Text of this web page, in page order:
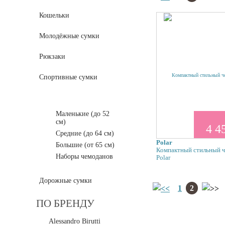
Кошельки
Молодёжные сумки
Рюкзаки
Спортивные сумки
Маленькие (до 52
см)
Средние (до 64 см)
Большие (от 65 см)
Наборы чемоданов
Дорожные сумки
ПО БРЕНДУ
Alessandro Birutti
4
Polar
Компактный стильный
Polar
1 2